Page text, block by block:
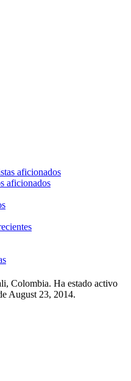
aficionados
aficionados
Colombia. Ha estado activo
August 23, 2014.